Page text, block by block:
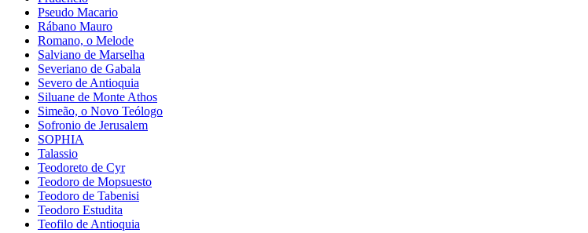
Pseudo Macario
Rábano Mauro
Romano, o Melode
Salviano de Marselha
Severiano de Gabala
Severo de Antioquia
Siluane de Monte Athos
Simeão, o Novo Teólogo
Sofronio de Jerusalem
SOPHIA
Talassio
Teodoreto de Cyr
Teodoro de Mopsuesto
Teodoro de Tabenisi
Teodoro Estudita
Teofilo de Antioquia